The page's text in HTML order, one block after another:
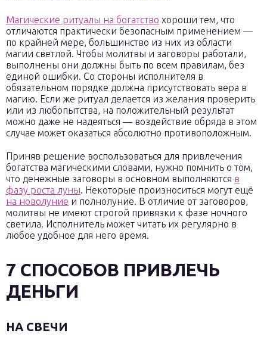
Магические ритуалы на богатство хороши тем, что
отличаются практически безопасным применением —
по крайней мере, большинство из них из области
магии светлой. Чтобы молитвы и заговоры работали,
выполнены они должны быть по всем правилам, без
единой ошибки. Со стороны исполнителя в
обязательном порядке должна присутствовать вера в
магию. Если же ритуал делается из желания проверить
или из любопытства, на положительный результат
можно даже не надеяться — воздействие обряда в этом
случае может оказаться абсолютно противоположным.
Приняв решение воспользоваться для привлечения
богатства магическими словами, нужно помнить о том,
что денежные заговоры в основном выполняются в
фазу роста луны. Некоторые произноситься могут ещё
на новолуние и полнолуние. В отличие от заговоров,
молитвы не имеют строгой привязки к фазе ночного
светила. Исполнитель может читать их регулярно в
любое удобное для него время.
7 СПОСОБОВ ПРИВЛЕЧЬ
ДЕНЬГИ
НА СВЕЧИ